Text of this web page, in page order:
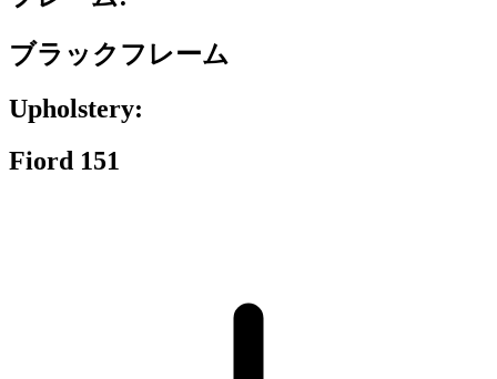
ブラックフレーム
Upholstery:
Fiord 151